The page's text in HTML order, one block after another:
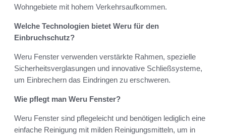
Wohngebiete mit hohem Verkehrsaufkommen.
Welche Technologien bietet Weru für den
Einbruchschutz?
Weru Fenster verwenden verstärkte Rahmen, spezielle
Sicherheitsverglasungen und innovative Schließsysteme,
um Einbrechern das Eindringen zu erschweren.
Wie pflegt man Weru Fenster?
Weru Fenster sind pflegeleicht und benötigen lediglich eine
einfache Reinigung mit milden Reinigungsmitteln, um in